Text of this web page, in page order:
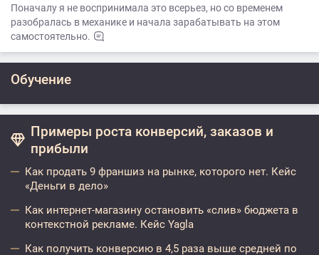
Поначалу я не воспринимала это всерьез, но со временем
разобралась в механике и начала зарабатывать на этом
самостоятельно.
Обучение
Примеры роста конверсий, заказов и
прибыли
Как продать 9 франшиз на рынке, которого нет. Кейс
«Деньги в дело»
Как интернет-магазину остановить «слив» бюджета в
контекстной рекламе. Кейс Yagla
Как получить конверсию в 4,5 раза выше средней по